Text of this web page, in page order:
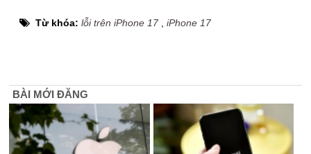
Từ khóa:lỗi trên iPhone 17,iPhone 17
BÀI MỚI ĐĂNG